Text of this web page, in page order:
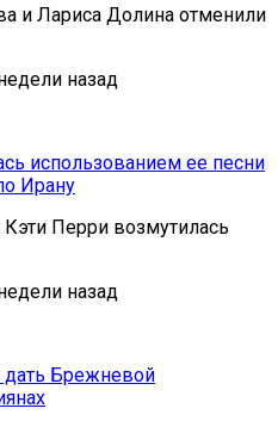
и Лариса Долина отменили
назад
использованием ее песни
Ирану
Перри возмутилась
назад
дать Брежневой